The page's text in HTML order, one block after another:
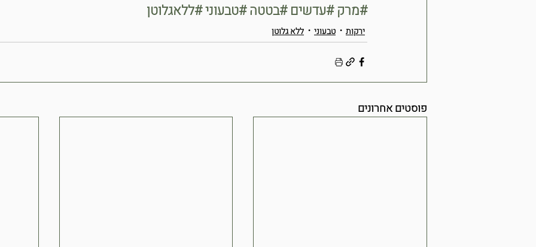
#מרק #עדשים #בטטה#טבעוני#ללאגלוטן
ירקות טבעוני ללא גלוטן
פוסטים אחרונים